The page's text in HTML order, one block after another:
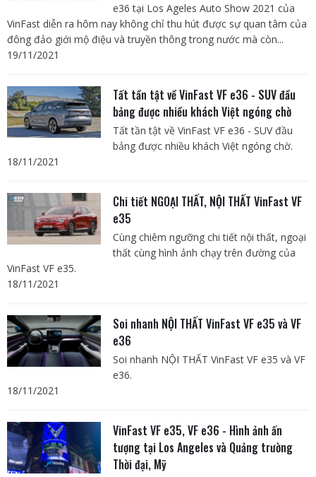
e36 tại Los Ageles Auto Show 2021 của
VinFast diễn ra hôm nay không chỉ thu hút được sự quan tâm của
đông đảo giới mộ điệu và truyền thông trong nước mà còn...
19/11/2021
Tất tần tật về VinFast VF e36 - SUV đầu
bảng được nhiều khách Việt ngóng chờ
Tất tần tật về VinFast VF e36 - SUV đầu
bảng được nhiều khách Việt ngóng chờ.
18/11/2021
Chi tiết NGOẠI THẤT, NỘI THẤT VinFast VF
e35
Cùng chiêm ngưỡng chi tiết nội thất, ngoại
thất cùng hình ảnh chạy trên đường của
VinFast VF e35.
18/11/2021
Soi nhanh NỘI THẤT VinFast VF e35 và VF
e36
Soi nhanh NỘI THẤT VinFast VF e35 và VF
e36.
18/11/2021
VinFast VF e35, VF e36 - Hình ảnh ấn
tượng tại Los Angeles và Quảng trường
Thời đại, Mỹ